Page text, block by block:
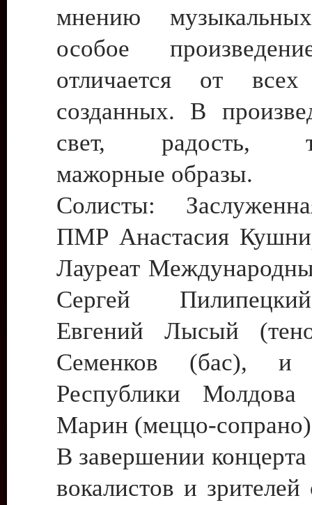
мнению
особое
отличается от
созданных. В
свет, радость,
мажорные образы.
Солисты:
ПМР Анастасия
Лауреат
Сергей
Евгений Лысый
Семенков (бас), и
Республики
Марин (меццо-
В завершении
вокалистов и